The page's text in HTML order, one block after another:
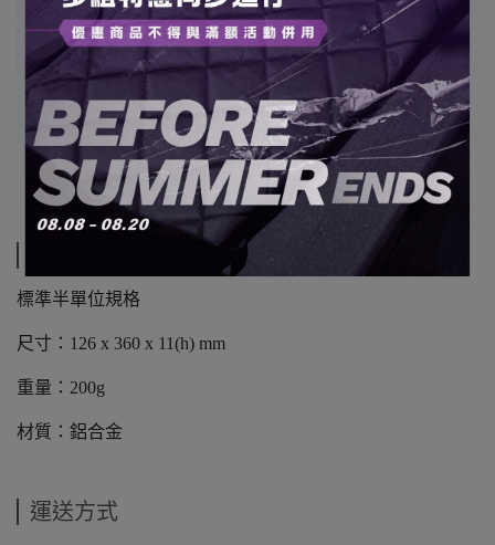
標準半單位規格
尺寸：126 x 360 x 11(h) mm
重量：200g
材質：鋁合金
運送方式